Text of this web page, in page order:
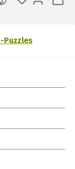
Puzzles